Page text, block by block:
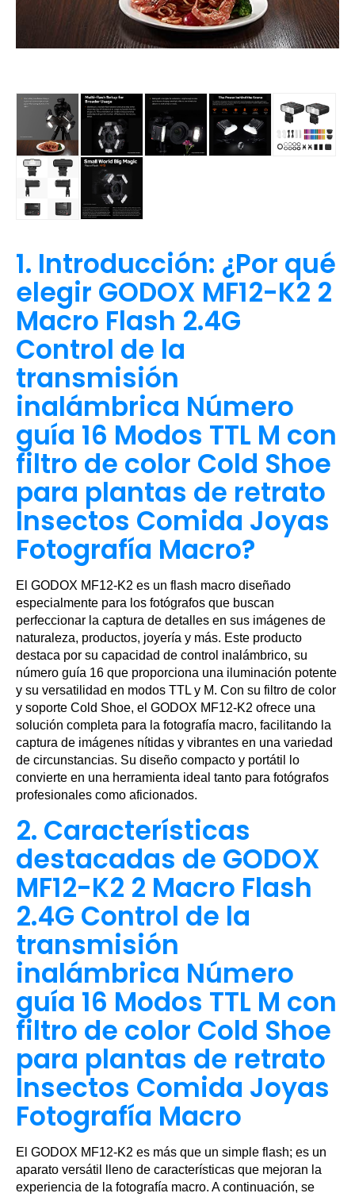
1. Introducción: ¿Por qué
elegir GODOX MF12-K2 2
Macro Flash 2.4G
Control de la
transmisión
inalámbrica Número
guía 16 Modos TTL M con
filtro de color Cold Shoe
para plantas de retrato
Insectos Comida Joyas
Fotografía Macro?
El GODOX MF12-K2 es un flash macro diseñado
especialmente para los fotógrafos que buscan
perfeccionar la captura de detalles en sus imágenes de
naturaleza, productos, joyería y más. Este producto
destaca por su capacidad de control inalámbrico, su
número guía 16 que proporciona una iluminación potente
y su versatilidad en modos TTL y M. Con su filtro de color
y soporte Cold Shoe, el GODOX MF12-K2 ofrece una
solución completa para la fotografía macro, facilitando la
captura de imágenes nítidas y vibrantes en una variedad
de circunstancias. Su diseño compacto y portátil lo
convierte en una herramienta ideal tanto para fotógrafos
profesionales como aficionados.
2. Características
destacadas de GODOX
MF12-K2 2 Macro Flash
2.4G Control de la
transmisión
inalámbrica Número
guía 16 Modos TTL M con
filtro de color Cold Shoe
para plantas de retrato
Insectos Comida Joyas
Fotografía Macro
El GODOX MF12-K2 es más que un simple flash; es un
aparato versátil lleno de características que mejoran la
experiencia de la fotografía macro. A continuación, se